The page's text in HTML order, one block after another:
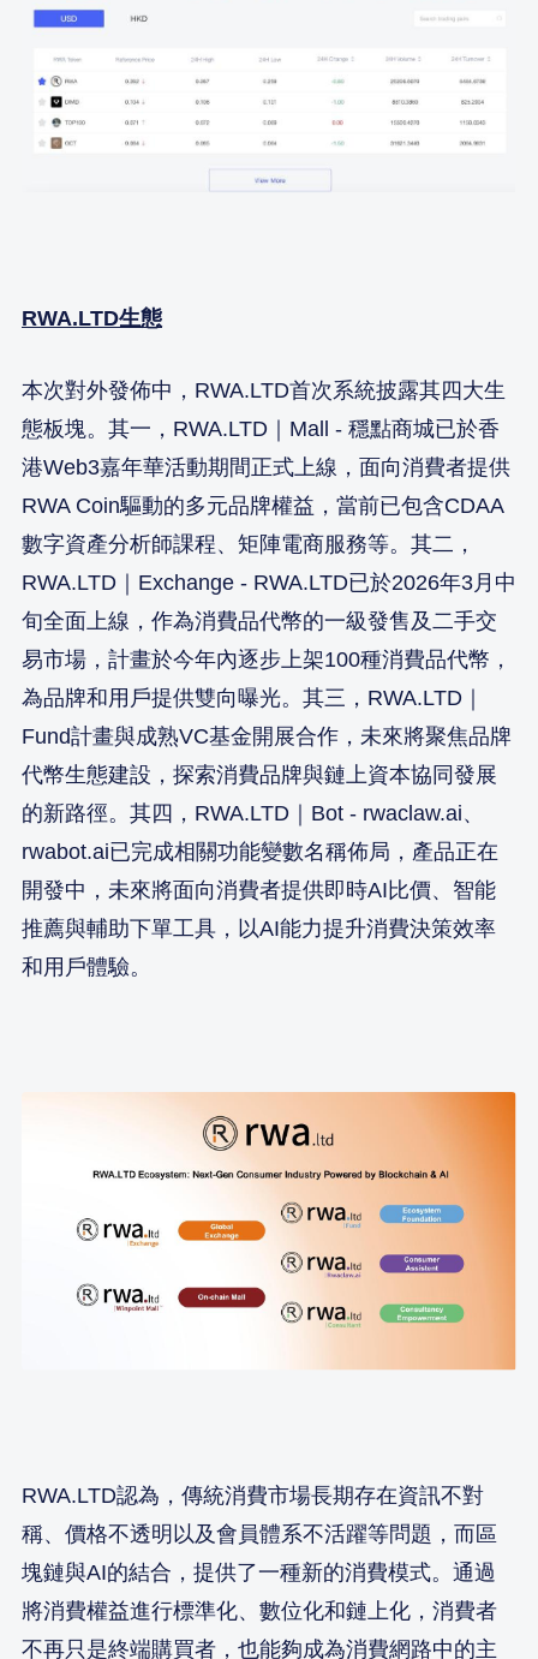
RWA.LTD生態
本次對外發佈中，RWA.LTD首次系統披露其四大生
態板塊。其一，RWA.LTD｜Mall - 穩點商城已於香
港Web3嘉年華活動期間正式上線，面向消費者提供
RWA Coin驅動的多元品牌權益，當前已包含CDAA
數字資產分析師課程、矩陣電商服務等。其二，
RWA.LTD｜Exchange - RWA.LTD已於2026年3月中
旬全面上線，作為消費品代幣的一級發售及二手交
易市場，計畫於今年內逐步上架100種消費品代幣，
為品牌和用戶提供雙向曝光。其三，RWA.LTD｜
Fund計畫與成熟VC基金開展合作，未來將聚焦品牌
代幣生態建設，探索消費品牌與鏈上資本協同發展
的新路徑。其四，RWA.LTD｜Bot - rwaclaw.ai、
rwabot.ai已完成相關功能變數名稱佈局，產品正在
開發中，未來將面向消費者提供即時AI比價、智能
推薦與輔助下單工具，以AI能力提升消費決策效率
和用戶體驗。
RWA.LTD認為，傳統消費市場長期存在資訊不對
稱、價格不透明以及會員體系不活躍等問題，而區
塊鏈與AI的結合，提供了一種新的消費模式。通過
將消費權益進行標準化、數位化和鏈上化，消費者
不再只是終端購買者，也能夠成為消費網路中的主